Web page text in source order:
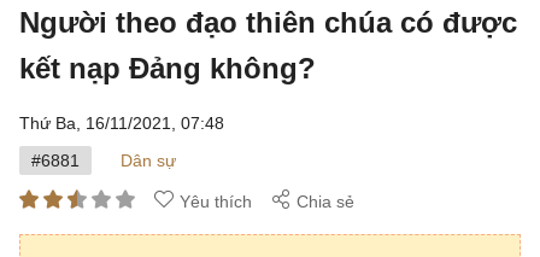
Người theo đạo thiên chúa có được
kết nạp Đảng không?
Thứ Ba, 16/11/2021, 07:48
#6881
Dân sự
Yêu thích Chia sẻ